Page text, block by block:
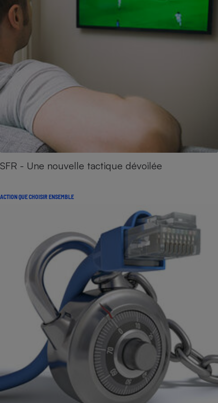
SFR - Une nouvelle tactique dévoilée
ACTION QUE CHOISIR ENSEMBLE